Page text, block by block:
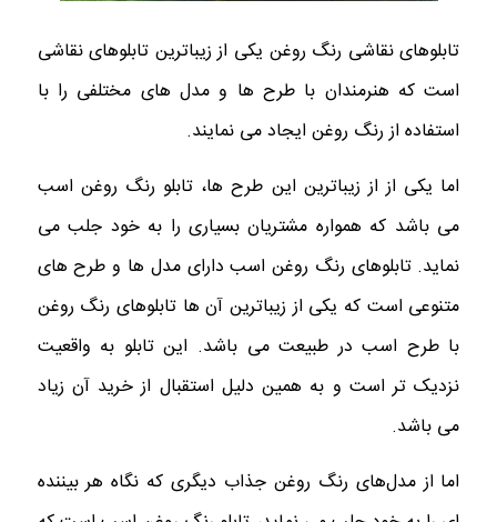
تابلوهای نقاشی رنگ روغن یکی از زیباترین تابلوهای نقاشی
است که هنرمندان با طرح ها و مدل های مختلفی را با
استفاده از رنگ روغن ایجاد می نمایند.
اما یکی از از زیباترین این طرح ها، تابلو رنگ روغن اسب
می باشد که همواره مشتریان بسیاری را به خود جلب می
نماید. تابلوهای رنگ روغن اسب دارای مدل ها و طرح های
متنوعی است که یکی از زیباترین آن ها تابلوهای رنگ روغن
با طرح اسب در طبیعت می باشد. این تابلو به واقعیت
نزدیک تر است و به همین دلیل استقبال از خرید آن زیاد
می باشد.
اما از مدل‌های رنگ‌ روغن جذاب دیگری که نگاه هر بیننده